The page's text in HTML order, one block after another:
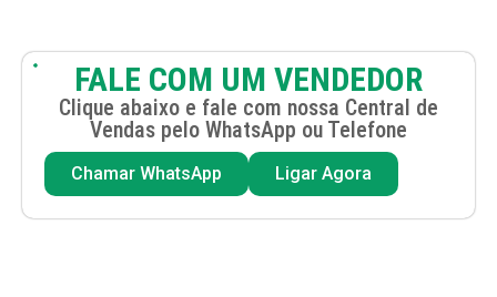
FALE COM UM VENDEDOR
Clique abaixo e fale com nossa Central de
Vendas pelo WhatsApp ou Telefone
Chamar WhatsApp Ligar Agora